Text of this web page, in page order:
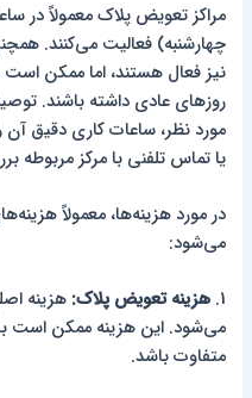
مراکز تعویض پلاک معمولاً در
چهارشنبه) فعالیت می‌کنند.
نیز فعال هستند، اما ممکن
روزهای عادی داشته باشند.
مورد نظر، ساعات کاری دقیق
یا تماس تلفنی با مرکز مربوطه
در مورد هزینه‌ها، معمولاً
می‌شود:
1. هزینه تعویض پلاک: هزینه
می‌شود. این هزینه ممکن است
متفاوت باشد.